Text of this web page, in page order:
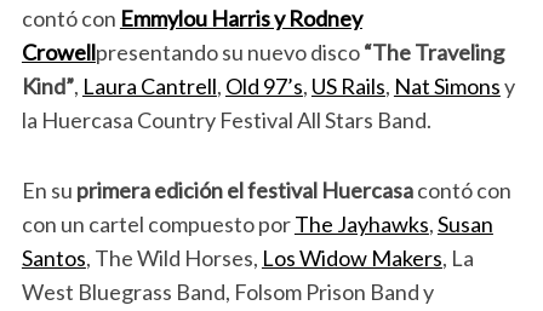
contó con Emmylou Harris y Rodney
Crowellpresentando su nuevo disco“The Traveling
Kind”, Laura Cantrell, Old 97’s, US Rails, Nat Simonsy
la Huercasa Country Festival All Stars Band.
En su primera edición el festival Huercasacontó con
con un cartel compuesto porThe Jayhawks,Susan
Santos, The Wild Horses, Los Widow Makers, La
West Bluegrass Band, Folsom Prison Band y